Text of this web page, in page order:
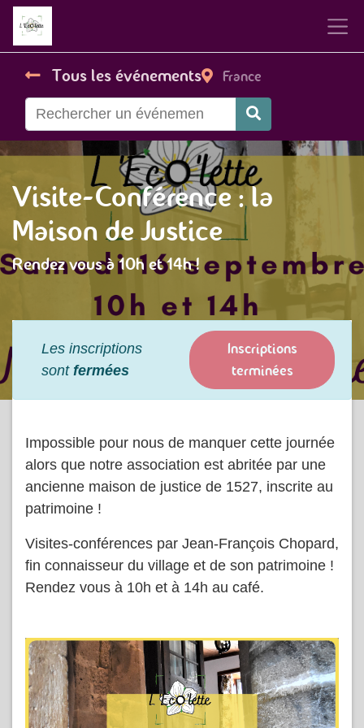
Tous les événements France
Visite-Conférence : la
Maison de Justice
Rendez vous à 10h et 14h !
Les inscriptions
sont fermées
Inscriptions
terminées
Impossible pour nous de manquer cette journée
alors que notre association est abritée par une
ancienne maison de justice de 1527, inscrite au
patrimoine !
Visites-conférences par Jean-François Chopard,
fin connaisseur du village et de son patrimoine !
Rendez vous à 10h et à 14h au café.